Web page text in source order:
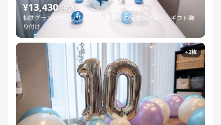
¥13,430(税込)
相鉄グランドフレッサ東京ベイ有明での誕生日バルーンギフト飾
り付け
+2枚